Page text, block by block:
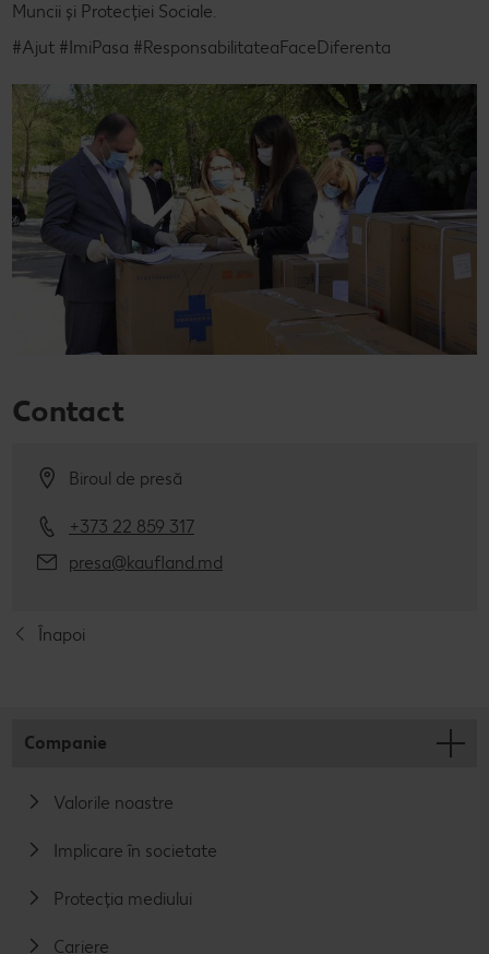
Muncii și Protecției Sociale.
#Ajut #ImiPasa #ResponsabilitateaFaceDiferenta
Contact
Biroul de presă
+373 22 859 317
presa@kaufland.md
Înapoi
Companie
Valorile noastre
Implicare în societate
Protecția mediului
Cariere